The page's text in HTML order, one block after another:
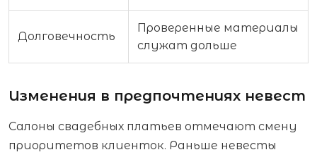
Долговечность
Проверенные материалы
служат дольше
Изменения в предпочтениях невест
Салоны свадебных платьев отмечают смену
приоритетов клиенток. Раньше невесты